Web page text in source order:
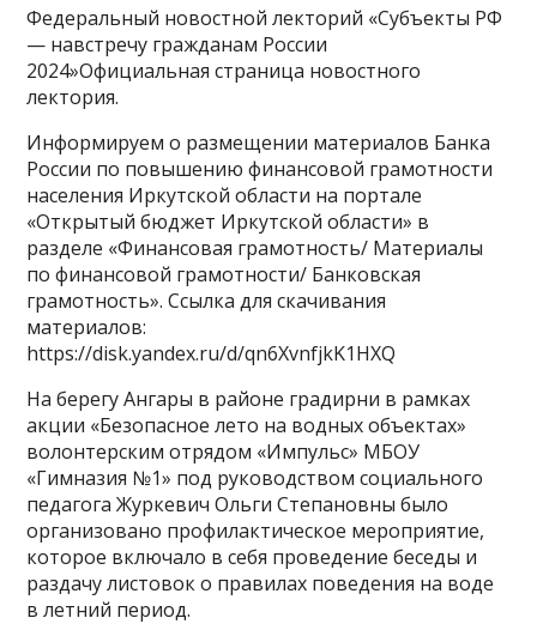
Федеральный новостной лекторий «Субъекты РФ
— навстречу гражданам России
2024»Официальная страница новостного
лектория.
Информируем о размещении материалов Банка
России по повышению финансовой грамотности
населения Иркутской области на портале
«Открытый бюджет Иркутской области» в
разделе «Финансовая грамотность/ Материалы
по финансовой грамотности/ Банковская
грамотность». Ссылка для скачивания
материалов:
https://disk.yandex.ru/d/qn6XvnfjkK1HXQ
На берегу Ангары в районе градирни в рамках
акции «Безопасное лето на водных объектах»
волонтерским отрядом «Импульс» МБОУ
«Гимназия №1» под руководством социального
педагога Журкевич Ольги Степановны было
организовано профилактическое мероприятие,
которое включало в себя проведение беседы и
раздачу листовок о правилах поведения на воде
в летний период.